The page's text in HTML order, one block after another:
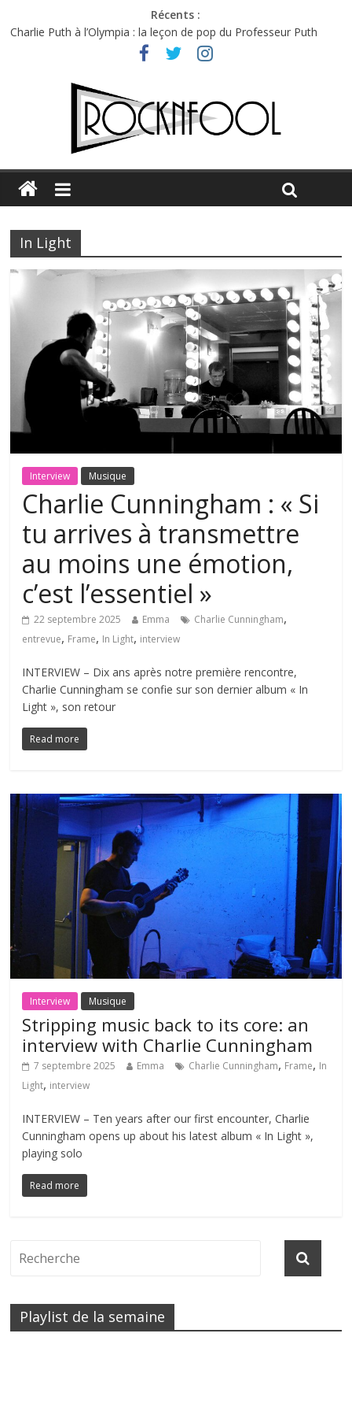
Récents :
Charlie Puth à l’Olympia : la leçon de pop du Professeur Puth
Festival Triptyque : un nouveau festival de musique indépendant
Hellfest 2026 vendredi : température et émotions en hausse
Hellfest 2026 jeudi : impossible de choisir entre chaleur et bonne
Première édition du Midgard Festival : entre bière, métal et
In Light
Interview Musique
Charlie Cunningham : « Si
tu arrives à transmettre
au moins une émotion,
c’est l’essentiel »
22 septembre 2025 Emma Charlie Cunningham,
entrevue, Frame, In Light, interview
INTERVIEW – Dix ans après notre première rencontre,
Charlie Cunningham se confie sur son dernier album « In
Light », son retour
Read more
Interview Musique
Stripping music back to its core: an
interview with Charlie Cunningham
7 septembre 2025 Emma Charlie Cunningham, Frame, In
Light, interview
INTERVIEW – Ten years after our first encounter, Charlie
Cunningham opens up about his latest album « In Light »,
playing solo
Read more
Playlist de la semaine